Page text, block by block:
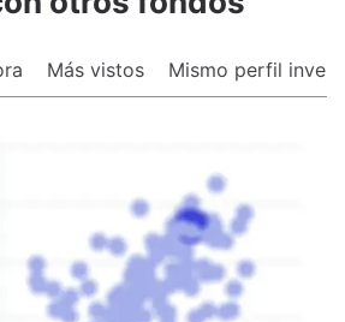
Más vistos Mismo perfil